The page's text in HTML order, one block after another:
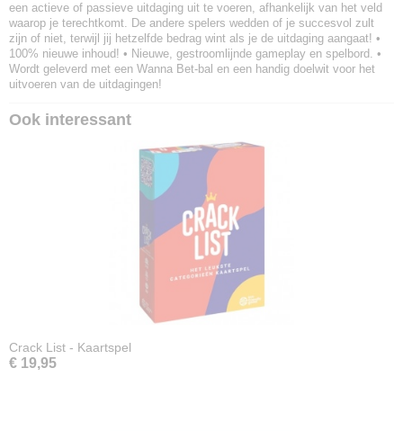
een actieve of passieve uitdaging uit te voeren, afhankelijk van het veld
waarop je terechtkomt. De andere spelers wedden of je succesvol zult
zijn of niet, terwijl jij hetzelfde bedrag wint als je de uitdaging aangaat! •
100% nieuwe inhoud! • Nieuwe, gestroomlijnde gameplay en spelbord. •
Wordt geleverd met een Wanna Bet-bal en een handig doelwit voor het
uitvoeren van de uitdagingen!
Ook interessant
Crack List - Kaartspel
€ 19,95